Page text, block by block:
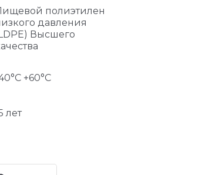
полиэтилен
давления
Высшего
+60°С
лет